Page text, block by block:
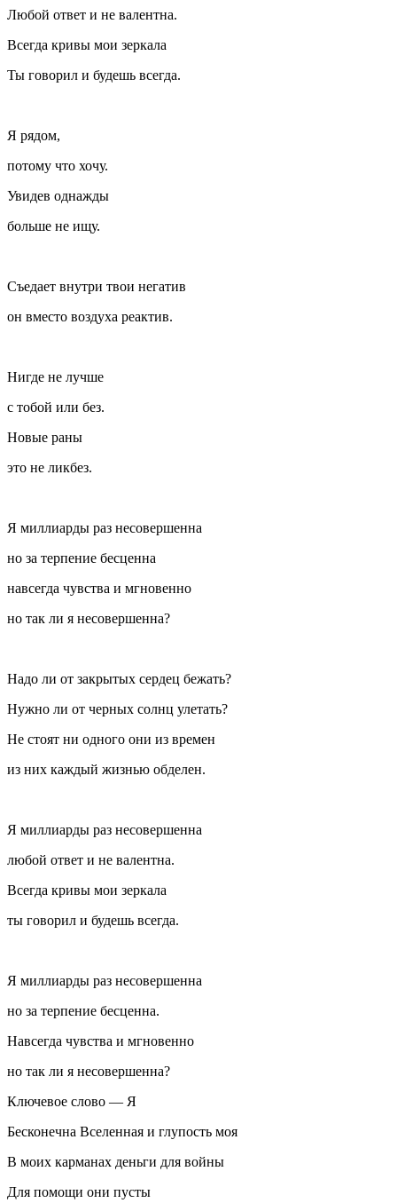
Любой ответ и не валентна.
Всегда кривы мои зеркала
Ты говорил и будешь всегда.
Я рядом,
потому что хочу.
Увидев однажды
больше не ищу.
Съедает внутри твои негатив
он вместо воздуха реактив.
Нигде не лучше
с тобой или без.
Новые раны
это не ликбез.
Я миллиарды раз несовершенна
но за терпение бесценна
навсегда чувства и мгновенно
но так ли я несовершенна?
Надо ли от закрытых сердец бежать?
Нужно ли от черных солнц улетать?
Не стоят ни одного они из времен
из них каждый жизнью обделен.
Я миллиарды раз несовершенна
любой ответ и не валентна.
Всегда кривы мои зеркала
ты говорил и будешь всегда.
Я миллиарды раз несовершенна
но за терпение бесценна.
Навсегда чувства и мгновенно
но так ли я несовершенна?
Ключевое слово — Я
Бесконечна Вселенная и глупость моя
В моих карманах деньги для войны
Для помощи они пусты